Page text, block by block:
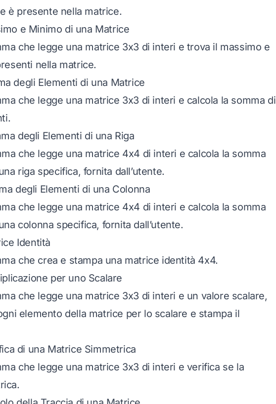
è presente nella matrice.
e Minimo di una Matrice
che legge una matrice 3x3 di interi e trova il massimo e
nella matrice.
degli Elementi di una Matrice
che legge una matrice 3x3 di interi e calcola la somma di
degli Elementi di una Riga
che legge una matrice 4x4 di interi e calcola la somma
riga specifica, fornita dall’utente.
degli Elementi di una Colonna
che legge una matrice 4x4 di interi e calcola la somma
colonna specifica, fornita dall’utente.
Identità
che crea e stampa una matrice identità 4x4.
per uno Scalare
che legge una matrice 3x3 di interi e un valore scalare,
elemento della matrice per lo scalare e stampa il
di una Matrice Simmetrica
che legge una matrice 3x3 di interi e verifica se la